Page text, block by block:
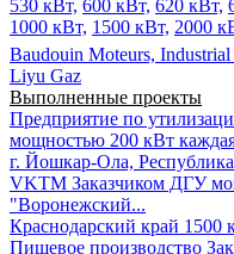
530 кВт, 600 кВт, 620 кВт,
1000 кВт, 1500 кВт, 2000
Baudouin Moteurs, Industrial
Liyu Gaz
Выполненные проекты
Предприятие по
мощностью 200 кВт
г. Йошкар-Ола,
VKTM Заказчиком ДГУ
"Воронежский...
Краснодарский край 1500
Пищевое производство